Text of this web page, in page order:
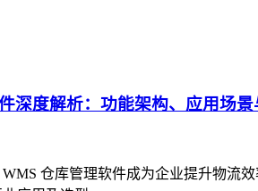
深度解析：功能架构、应用场
仓库管理软件成为企业提升物流